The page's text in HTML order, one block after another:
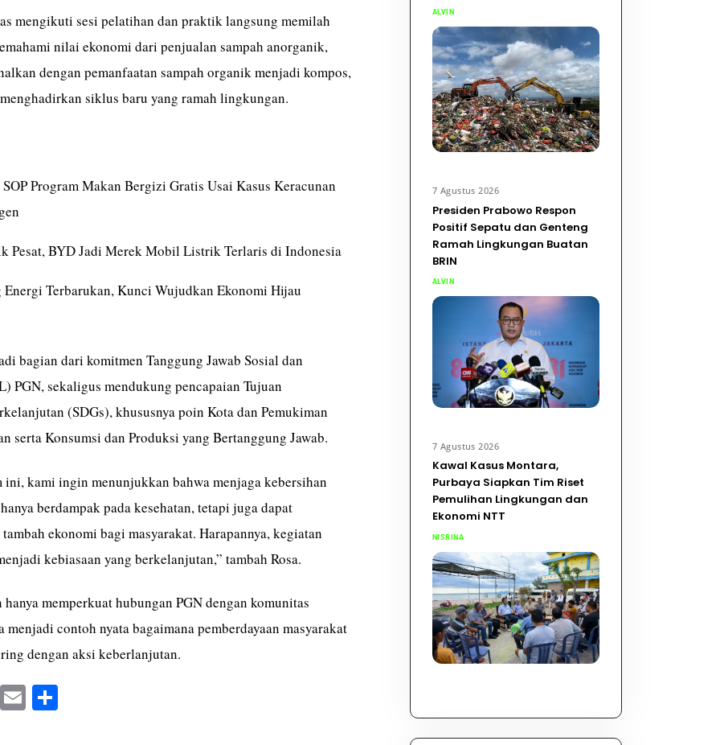
mengikuti sesi pelatihan dan praktik langsung memilah
nilai ekonomi dari penjualan sampah anorganik,
dengan pemanfaatan sampah organik menjadi kompos,
siklus baru yang ramah lingkungan.
Program Makan Bergizi Gratis Usai Kasus Keracunan
Pesat, BYD Jadi Merek Mobil Listrik Terlaris di Indonesia
Terbarukan, Kunci Wujudkan Ekonomi Hijau
bagian dari komitmen Tanggung Jawab Sosial dan
PGN, sekaligus mendukung pencapaian Tujuan
(SDGs), khususnya poin Kota dan Pemukiman
serta Konsumsi dan Produksi yang Bertanggung Jawab.
kami ingin menunjukkan bahwa menjaga kebersihan
berdampak pada kesehatan, tetapi juga dapat
ekonomi bagi masyarakat. Harapannya, kegiatan
kebiasaan yang berkelanjutan,” tambah Rosa.
memperkuat hubungan PGN dengan komunitas
menjadi contoh nyata bagaimana pemberdayaan masyarakat
dengan aksi keberlanjutan.
E S
ALVIN
7 Agustus 2026
Presiden Prabowo Respon
Positif Sepatu dan Genteng
Ramah Lingkungan Buatan
BRIN
ALVIN
7 Agustus 2026
Kawal Kasus Montara,
Purbaya Siapkan Tim Riset
Pemulihan Lingkungan dan
Ekonomi NTT
NISRINA